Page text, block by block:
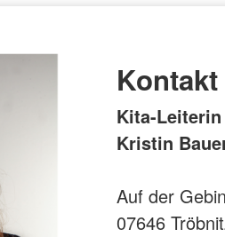
Kontakt
Kita-Leiterin
Kristin
Auf der
07646